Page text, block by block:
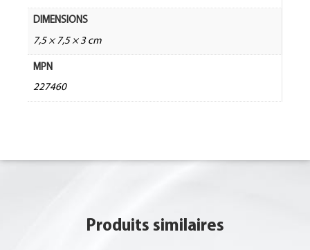
DIMENSIONS
7,5 × 7,5 × 3 cm
MPN
227460
Produits similaires